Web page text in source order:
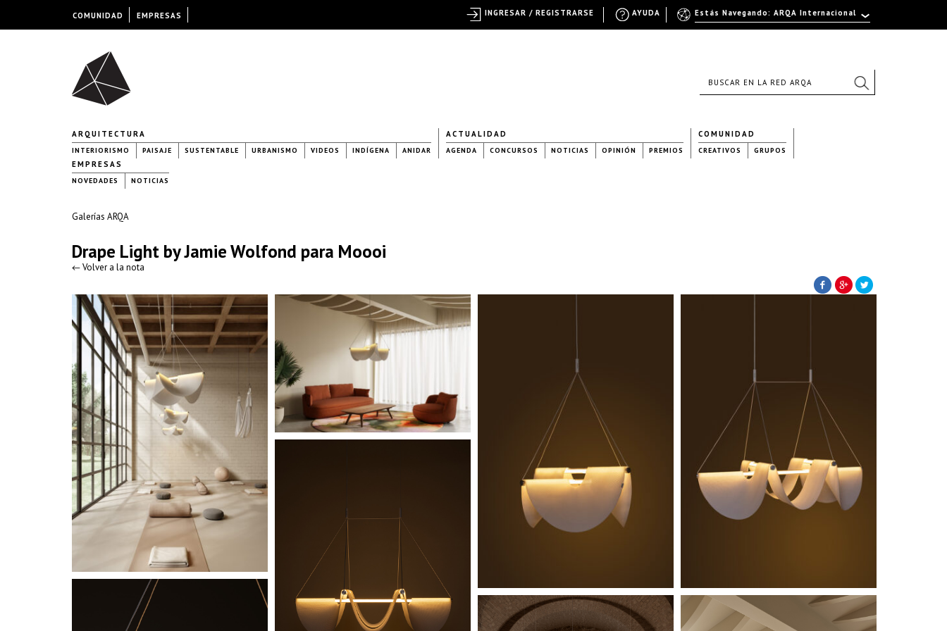
ARQUITECTURA
INTERIORISMO PAISAJE SUSTENTABLE URBANISMO VIDEOS INDÍGENA ANIDAR
ACTUALIDAD
AGENDA CONCURSOS NOTICIAS OPINIÓN PREMIOS
COMUNIDAD
CREATIVOS GRUPOS
EMPRESAS
NOVEDADES NOTICIAS
Galerías ARQA
Drape Light by Jamie Wolfond para Moooi
← Volver a la nota
COMUNIDAD EMPRESAS Estás Navegando: ARQA Internacional
AYUDA
INGRESAR / REGISTRARSE